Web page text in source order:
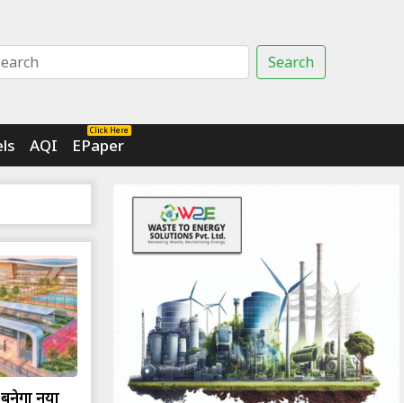
Search
AQI
Click Here
EPaper
नया